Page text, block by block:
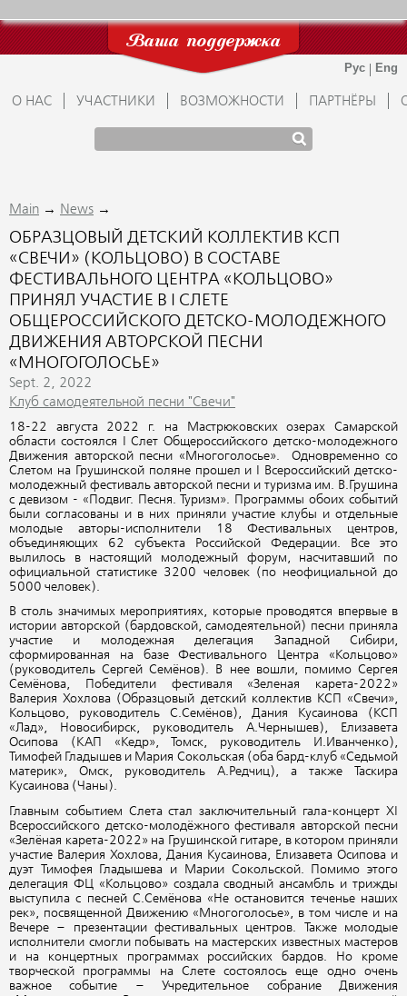
Ваша поддержка
О НАС УЧАСТНИКИ ВОЗМОЖНОСТИ ПАРТНЁРЫ
Main → News →
ОБРАЗЦОВЫЙ ДЕТСКИЙ КОЛЛЕКТИВ КСП
«СВЕЧИ» (КОЛЬЦОВО) В СОСТАВЕ
ФЕСТИВАЛЬНОГО ЦЕНТРА «КОЛЬЦОВО»
ПРИНЯЛ УЧАСТИЕ В I СЛЕТЕ
ОБЩЕРОССИЙСКОГО ДЕТСКО-МОЛОДЕЖНОГО
ДВИЖЕНИЯ АВТОРСКОЙ ПЕСНИ
«МНОГОГОЛОСЬЕ»
Sept. 2, 2022
Клуб самодеятельной песни "Свечи"
18-22 августа 2022 г. на Мастрюковских озерах Самарской
области состоялся I Слет Общероссийского детско-молодежного
Движения авторской песни «Многоголосье». Одновременно со
Слетом на Грушинской поляне прошел и I Всероссийский детско-
молодежный фестиваль авторской песни и туризма им. В.Грушина
с девизом - «Подвиг. Песня. Туризм». Программы обоих событий
были согласованы и в них приняли участие клубы и отдельные
молодые авторы-исполнители 18 Фестивальных центров,
объединяющих 62 субъекта Российской Федерации. Все это
вылилось в настоящий молодежный форум, насчитавший по
официальной статистике 3200 человек (по неофициальной до
5000 человек).
В столь значимых мероприятиях, которые проводятся впервые в
истории авторской (бардовской, самодеятельной) песни приняла
участие и молодежная делегация Западной Сибири,
сформированная на базе Фестивального Центра «Кольцово»
(руководитель Сергей Семёнов). В нее вошли, помимо Сергея
Семёнова, Победители фестиваля «Зеленая карета-2022»
Валерия Хохлова (Образцовый детский коллектив КСП «Свечи»,
Кольцово, руководитель С.Семёнов), Дания Кусаинова (КСП
«Лад», Новосибирск, руководитель А.Чернышев), Елизавета
Осипова (КАП «Кедр», Томск, руководитель И.Иванченко),
Тимофей Гладышев и Мария Сокольская (оба бард-клуб «Седьмой
материк», Омск, руководитель А.Редчиц), а также Таскира
Кусаинова (Чаны).
Главным событием Слета стал заключительный гала-концерт XI
Всероссийского детско-молодёжного фестиваля авторской песни
«Зелёная карета-2022» на Грушинской гитаре, в котором приняли
участие Валерия Хохлова, Дания Кусаинова, Елизавета Осипова и
дуэт Тимофея Гладышева и Марии Сокольской. Помимо этого
делегация ФЦ «Кольцово» создала сводный ансамбль и трижды
выступила с песней С.Семёнова «Не остановится теченье наших
рек», посвященной Движению «Многоголосье», в том числе и на
Вечере – презентации фестивальных центров. Также молодые
исполнители смогли побывать на мастерских известных мастеров
и на концертных программах российских бардов. Но кроме
творческой программы на Слете состоялось еще одно очень
важное событие – Учредительное собрание Движения